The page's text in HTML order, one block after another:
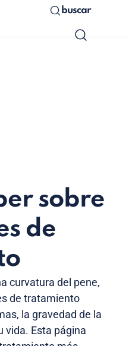
buscar
sobre
de
curvatura del pene,
de tratamiento
la gravedad de la
vida. Esta página